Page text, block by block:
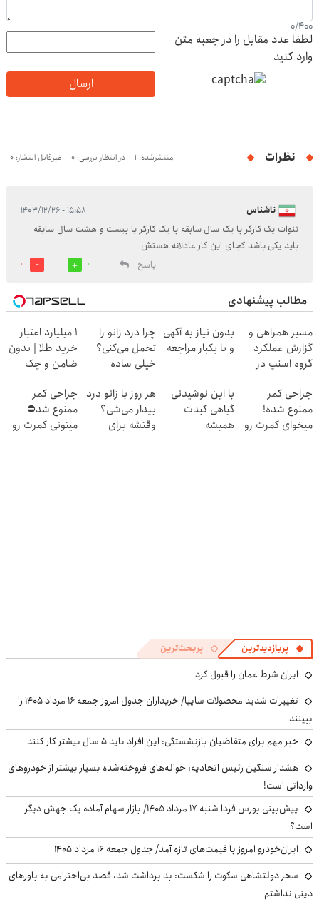
0/400
لطفا عدد مقابل را در جعبه متن
وارد کنید
ارسال
نظرات منتشرشده: 1 در انتظار بررسی: 0 غیرقابل انتشار: 0
ناشناس ۱۵:۵۸ - ۱۴۰۳/۱۲/۲۶
ثنوات یک کارگر با یک سال سابقه با یک کارگر با بیست و هشت سال سابقه
باید یکی باشد کجای این کار عادلانه هستش
پاسخ
0
0
مطالب پیشنهادی
مسیر همراهی و
گزارش عملکرد
گروه اسنپ در
بدون نیاز به آگهی
و با یکبار مراجعه
چرا درد زانو را
تحمل می‌کنی؟
خیلی ساده
کن
۱ میلیارد اعتبار
خرید طلا | بدون
ضامن و چک
جراحی کمر
ممنوع شده!
میخوای کمرت رو
با این نوشیدنی
گیاهی کبدت
همیشه
هر روز با زانو درد
بیدار می‌شی؟
وقتشه برای
جراحی کمر
ممنوع شد⛔
میتونی کمرت رو
پربازدیدترین پربحث‌ترین
ایران شرط عمان را قبول کرد
تغییرات شدید محصولات سایپا/ خریداران جدول امروز جمعه ۱۶ مرداد ۱۴۰۵ را
ببینند
خبر مهم برای متقاضیان بازنشستگی: این افراد باید ۵ سال بیشتر کار کنند
هشدار سنگین رئیس اتحادیه: حواله‌های فروخته‌شده بسیار بیشتر از خودروهای
وارداتی است!
پیش‌بینی بورس فردا شنبه ۱۷ مرداد ۱۴۰۵/ بازار سهام آماده یک جهش دیگر
است؟
ایران‌خودرو امروز با قیمت‌های تازه آمد/ جدول جمعه ۱۶ مرداد ۱۴۰۵
سحر دولتشاهی سکوت را شکست: بد برداشت شد، قصد بی‌احترامی به باورهای
دینی نداشتم